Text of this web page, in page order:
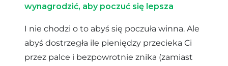
wynagrodzić, aby poczuć się lepsza
I nie chodzi o to abyś się poczuła winna. Ale
abyś dostrzegła ile pieniędzy przecieka Ci
przez palce i bezpowrotnie znika (zamiast